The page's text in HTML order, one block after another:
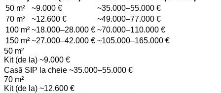
50 m²
~9.000 €
~35.000–55.000 €
70 m²
~12.600 €
~49.000–77.000 €
100 m² ~18.000–28.000 € ~70.000–110.000 €
150 m² ~27.000–42.000 € ~105.000–165.000 €
50 m²
Kit (de la) ~9.000 €
Casă SIP la cheie ~35.000–55.000 €
70 m²
Kit (de la) ~12.600 €